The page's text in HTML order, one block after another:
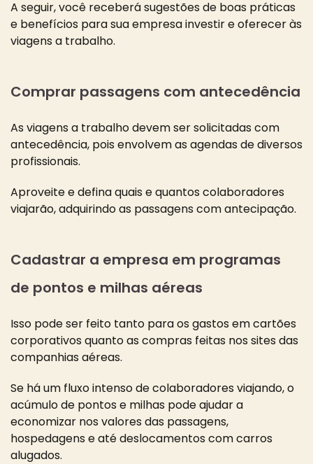
A seguir, você receberá sugestões de boas práticas
e benefícios para sua empresa investir e oferecer às
viagens a trabalho.
Comprar passagens com antecedência
As viagens a trabalho devem ser solicitadas com
antecedência, pois envolvem as agendas de diversos
profissionais.
Aproveite e defina quais e quantos colaboradores
viajarão, adquirindo as passagens com antecipação.
Cadastrar a empresa em programas
de pontos e milhas aéreas
Isso pode ser feito tanto para os gastos em cartões
corporativos quanto as compras feitas nos sites das
companhias aéreas.
Se há um fluxo intenso de colaboradores viajando, o
acúmulo de pontos e milhas pode ajudar a
economizar nos valores das passagens,
hospedagens e até deslocamentos com carros
alugados.